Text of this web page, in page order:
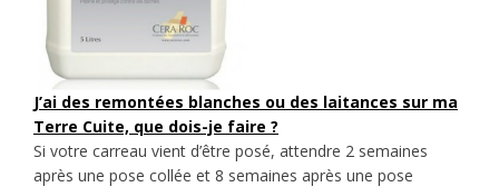
J’ai des remontées blanches ou des laitances sur ma
Terre Cuite, que dois-je faire ?
Si votre carreau vient d’être posé, attendre 2 semaines
après une pose collée et 8 semaines après une pose